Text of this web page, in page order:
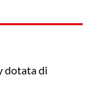
dotata di